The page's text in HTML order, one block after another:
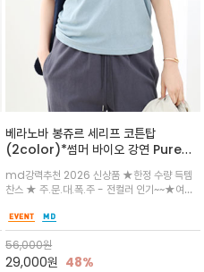
베라노바 봉쥬르 세리프 코튼탑
(2color)*썸머 바이오 강연 Pure
성적인 프랑스어 수식어를 조합
md강력추천 2026 신상품 ★한정 수량 득템
찬스 ★ 주.문.대.폭.주 - 전컬러 인기~~★여름
여유로운 감성/피부에 닿는 순간 기분 좋은 청량
한 원단을 사용해 데일리 코디 만능 아이템
56,000원
29,000원 48%